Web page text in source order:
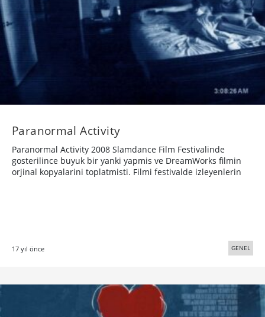
Paranormal Activity
Paranormal Activity 2008 Slamdance Film Festivalinde
gosterilince buyuk bir yanki yapmis ve DreamWorks filmin
orjinal kopyalarini toplatmisti. Filmi festivalde izleyenlerin
17 yıl önce GENEL